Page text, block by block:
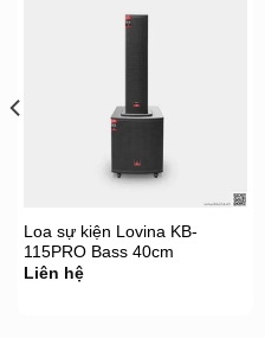
Loa sự kiện Lovina KB-
115PRO Bass 40cm
Liên hệ